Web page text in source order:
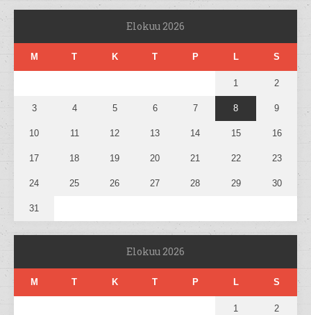
Elokuu 2026
M T K T P L S
1 2
3 4 5 6 7 8 9
10 11 12 13 14 15 16
17 18 19 20 21 22 23
24 25 26 27 28 29 30
31
Elokuu 2026
M T K T P L S
1 2